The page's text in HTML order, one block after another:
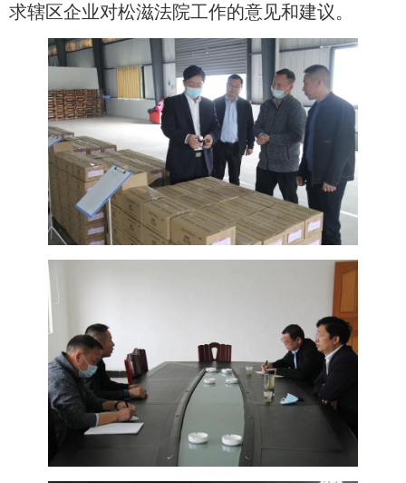
求辖区企业对松滋法院工作的意见和建议。